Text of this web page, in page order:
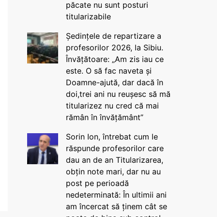
păcate nu sunt posturi
titularizabile
Ședințele de repartizare a
profesorilor 2026, la Sibiu.
Învățătoare: „Am zis iau ce
este. O să fac naveta și
Doamne-ajută, dar dacă în
doi,trei ani nu reușesc să mă
titularizez nu cred că mai
rămân în învățământ”
Sorin Ion, întrebat cum le
răspunde profesorilor care
dau an de an Titularizarea,
obțin note mari, dar nu au
post pe perioadă
nedeterminată: În ultimii ani
am încercat să ținem cât se